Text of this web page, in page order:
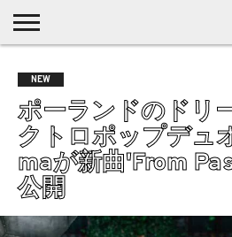
MUSIC
LATEST
POSTS
SPOTLIGHT
NYP
/ DL
DISCOVERY
POP
ALTERNATIVE
ELECTRONIC
SSW
FOLK
PSYCH
DREAMPOP
NEW
ポーランドのドリ
クトロポップデュ
maが新曲'From
公開